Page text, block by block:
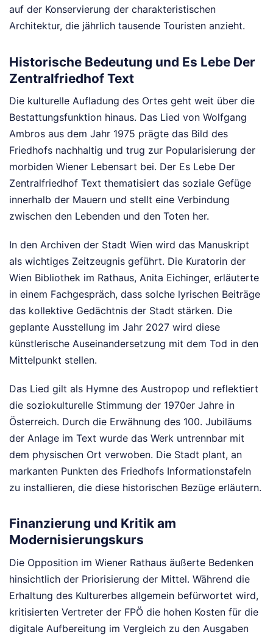
auf der Konservierung der charakteristischen
Architektur, die jährlich tausende Touristen anzieht.
Historische Bedeutung und Es Lebe Der
Zentralfriedhof Text
Die kulturelle Aufladung des Ortes geht weit über die
Bestattungsfunktion hinaus. Das Lied von Wolfgang
Ambros aus dem Jahr 1975 prägte das Bild des
Friedhofs nachhaltig und trug zur Popularisierung der
morbiden Wiener Lebensart bei. Der Es Lebe Der
Zentralfriedhof Text thematisiert das soziale Gefüge
innerhalb der Mauern und stellt eine Verbindung
zwischen den Lebenden und den Toten her.
In den Archiven der Stadt Wien wird das Manuskript
als wichtiges Zeitzeugnis geführt. Die Kuratorin der
Wien Bibliothek im Rathaus, Anita Eichinger, erläuterte
in einem Fachgespräch, dass solche lyrischen Beiträge
das kollektive Gedächtnis der Stadt stärken. Die
geplante Ausstellung im Jahr 2027 wird diese
künstlerische Auseinandersetzung mit dem Tod in den
Mittelpunkt stellen.
Das Lied gilt als Hymne des Austropop und reflektiert
die soziokulturelle Stimmung der 1970er Jahre in
Österreich. Durch die Erwähnung des 100. Jubiläums
der Anlage im Text wurde das Werk untrennbar mit
dem physischen Ort verwoben. Die Stadt plant, an
markanten Punkten des Friedhofs Informationstafeln
zu installieren, die diese historischen Bezüge erläutern.
Finanzierung und Kritik am
Modernisierungskurs
Die Opposition im Wiener Rathaus äußerte Bedenken
hinsichtlich der Priorisierung der Mittel. Während die
Erhaltung des Kulturerbes allgemein befürwortet wird,
kritisierten Vertreter der FPÖ die hohen Kosten für die
digitale Aufbereitung im Vergleich zu den Ausgaben